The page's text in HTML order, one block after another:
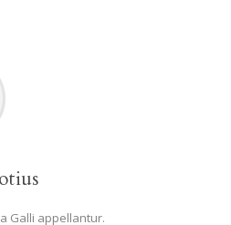
Galli appellantur.